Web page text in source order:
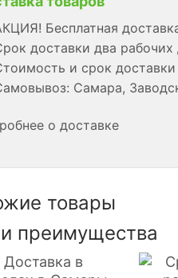
Бесплатная
доставки два рабочих
и срок
Самара,
о доставке
товары
преимущества